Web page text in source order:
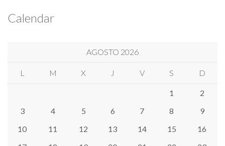
Calendar
AGOSTO 2026
L M X J V S D
1
2
3
4 5 6 7 8
9
10
11 12 13 14 15
16